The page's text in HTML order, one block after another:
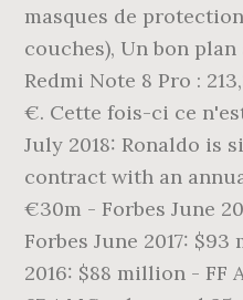
masques de
couches), Un bon
Redmi Note 8 Pro :
€. Cette fois-ci ce
July 2018: Ronaldo is
contract with an
€30m - Forbes June
Forbes June 2017:
2016: $88 million - FF